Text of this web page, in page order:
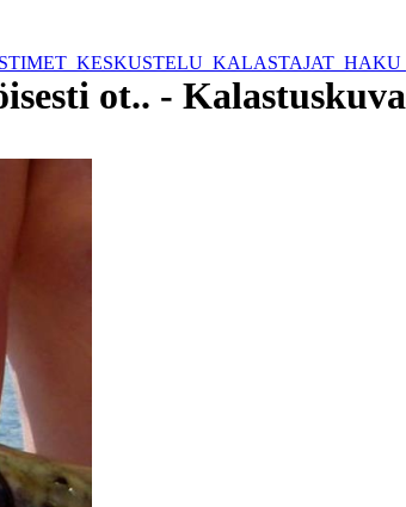
KESKUSTELU KALASTAJAT HAKU
ot.. - Kalastuskuva